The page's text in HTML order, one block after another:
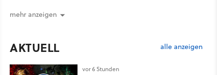
mehr anzeigen
AKTUELL alle anzeigen
vor 6 Stunden